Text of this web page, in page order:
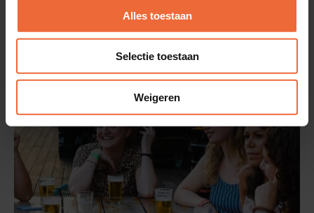
Alles toestaan
Selectie toestaan
Weigeren